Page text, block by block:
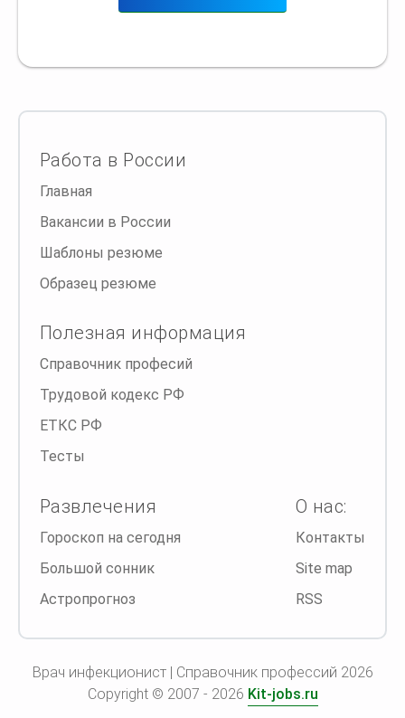
Работа в России
Главная
Вакансии в России
Шаблоны резюме
Образец резюме
Полезная информация
Справочник професий
Трудовой кодекс РФ
ЕТКС РФ
Тесты
Развлечения
Гороскоп на сегодня
Большой сонник
Астропрогноз
О нас:
Контакты
Site map
RSS
Врач инфекционист | Справочник профессий 2026
Copyright © 2007 - 2026 Kit-jobs.ru